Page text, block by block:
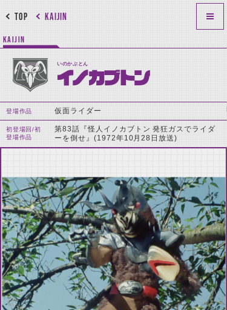
KAIJIN
TOP
KAIJIN
いのかぶとん
イノカブトン
登場作品 仮面ライダー
初登場回/初
登場作品
第83話『怪人イノカブトン 発狂ガスでライダ
ーを倒せ』(1972年10月28日放送)